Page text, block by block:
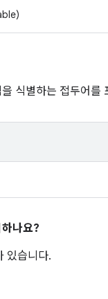
식별하는 접두어를
나요?
있습니다.